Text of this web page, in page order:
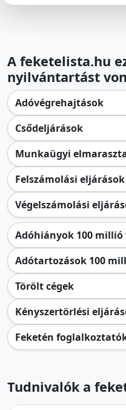
A feketelista.hu
nyilvántartást
Adóvégrehajtások
Csődeljárások
Munkaügyi
Felszámolási eljárások
Végelszámolási
Adóhiányok 100
Adótartozások 100
Törölt cégek
Kényszertörlési
Feketén
Tudnivalók a